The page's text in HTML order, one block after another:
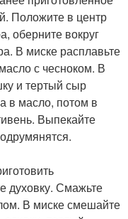
Положите в центр
оберните вокруг
В миске расплавьте
с чесноком. В
и тертый сыр
в масло, потом в
Выпекайте
духовку. Смажьте
В миске смешайте